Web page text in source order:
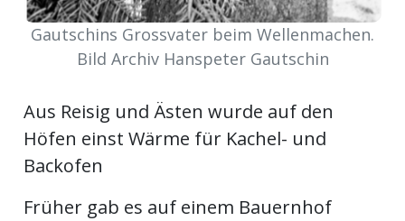
Gautschins Grossvater beim Wellenmachen.
Bild Archiv Hanspeter Gautschin
Aus Reisig und Ästen wurde auf den
Höfen einst Wärme für Kachel- und
Backofen
Früher gab es auf einem Bauernhof